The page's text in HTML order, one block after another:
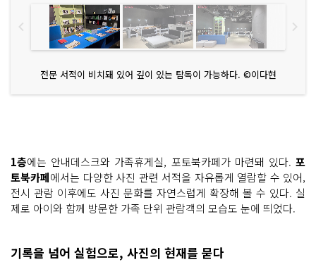
전문 서적이 비치돼 있어 깊이 있는 탐독이 가능하다. ©이다현
1층에는 안내데스크와 가족휴게실, 포토북카페가 마련돼 있다. 포
토북카페에서는 다양한 사진 관련 서적을 자유롭게 열람할 수 있어,
전시 관람 이후에도 사진 문화를 자연스럽게 확장해 볼 수 있다. 실
제로 아이와 함께 방문한 가족 단위 관람객의 모습도 눈에 띄었다.
기록을 넘어 실험으로, 사진의 현재를 묻다